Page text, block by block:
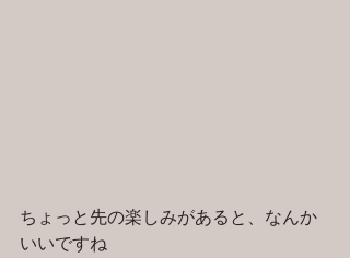
ちょっと先の楽しみがあると、なんか
いいですね